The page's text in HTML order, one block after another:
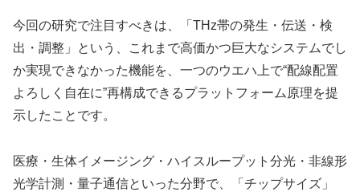
今回の研究で注目すべきは、「THz帯の発生・伝送・検
出・調整」という、これまで高価かつ巨大なシステムでし
か実現できなかった機能を、一つのウエハ上で“配線配置
よろしく自在に”再構成できるプラットフォーム原理を提
示したことです。
医療・生体イメージング・ハイスループット分光・非線形
光学計測・量子通信といった分野で、「チップサイズ」